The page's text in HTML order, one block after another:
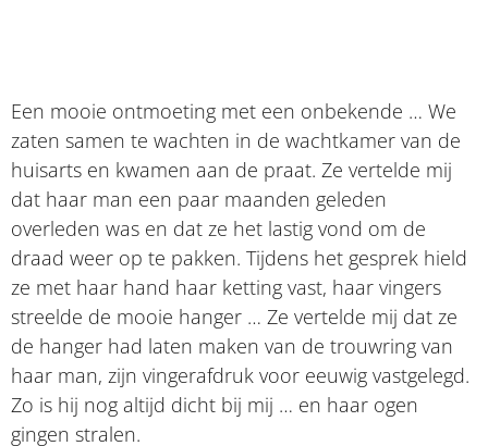
Een mooie ontmoeting met een onbekende … We
zaten samen te wachten in de wachtkamer van de
huisarts en kwamen aan de praat. Ze vertelde mij
dat haar man een paar maanden geleden
overleden was en dat ze het lastig vond om de
draad weer op te pakken. Tijdens het gesprek hield
ze met haar hand haar ketting vast, haar vingers
streelde de mooie hanger … Ze vertelde mij dat ze
de hanger had laten maken van de trouwring van
haar man, zijn vingerafdruk voor eeuwig vastgelegd.
Zo is hij nog altijd dicht bij mij … en haar ogen
gingen stralen.